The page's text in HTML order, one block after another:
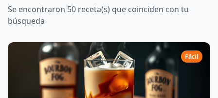
Se encontraron 50 receta(s) que coinciden con tu
búsqueda
Fácil